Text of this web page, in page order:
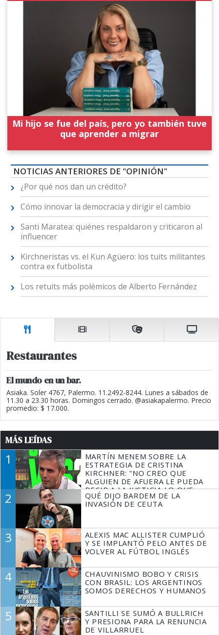
Mi hijo se fue del país, pero yo también tuve
que aprender a migrar
NOTICIAS ANTERIORES DE "OPINIÓN"
¿Por qué nos dan un crédito?
Cómo innovar la democracia y dirigir el cambio
Santi Maratea: quiénes respaldaron y criticaron al
influencer
Kirchneristas vs. el Kun Agüero: los tuits militantes
contra ex futbolista
Los retuits más polémicos de Alberto Fernández
Restaurantes
El mundo en un bar.
Asiaka. Soler 4767, Palermo. 11.2492-8244. Lunes a sábados de
11.30 a 23.30 horas. Domingos cerrado. @asiakapalermo. Precio
promedio: $ 17.000.
MÁS LEÍDAS
1
MARTÍN MENEM SOBRE LA
ESTRATEGIA DE CRISTINA
KIRCHNER: "NO CREO QUE
ALGUIEN DE AFUERA LE PUEDA
DECIR A LA JUSTICIA LO QUE
TIENE QUE HACER"
2
QUÉ DIJO BARDEM DE LA
INVASIÓN DE CEUTA
3
ALEXIS MAC ALLISTER CUMPLIÓ
Y SE IMPLANTÓ PELO ANTES DE
VOLVER AL FÚTBOL INGLÉS
4
CHAUVINISMO BOBO Y CRISIS
CON BRASIL: LOS ARGENTINOS
SOMOS DERECHOS Y HUMANOS
5
SANTILLI SE SUMÓ A BULLRICH
Y PRESIONA PARA LA RENUNCIA
DE VILLARRUEL